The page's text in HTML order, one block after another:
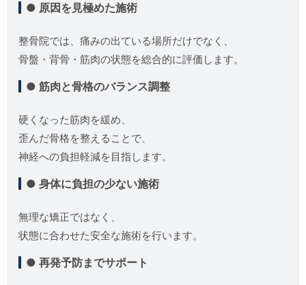
● 原因を見極めた施術
整骨院では、痛みの出ている場所だけでなく、
骨盤・背骨・筋肉の状態を総合的に評価します。
● 筋肉と骨格のバランス調整
硬くなった筋肉を緩め、
歪んだ骨格を整えることで、
神経への負担軽減を目指します。
● 身体に負担の少ない施術
無理な矯正ではなく、
状態に合わせた安全な施術を行います。
● 再発予防までサポート